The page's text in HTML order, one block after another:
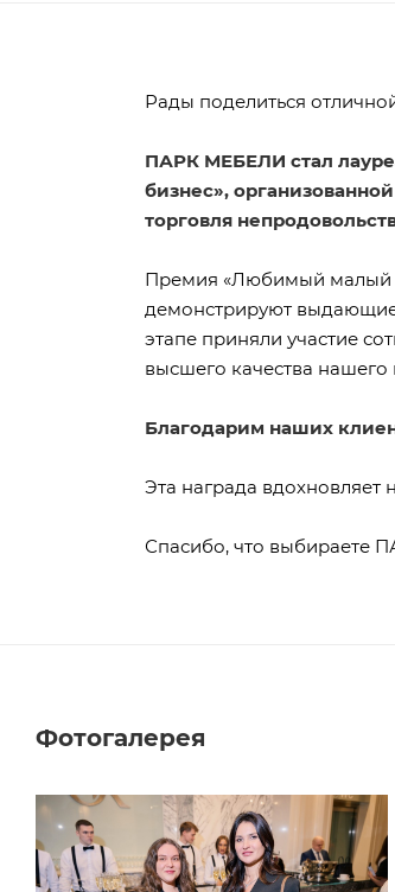
Рады поделиться
ПАРК МЕБЕЛИ стал
бизнес»,
торговля
Премия «Любимый малый
демонстрируют
этапе приняли участие
высшего качества
Благодарим наших
Эта награда вдохновляет
Спасибо, что выбираете
Фотогалерея